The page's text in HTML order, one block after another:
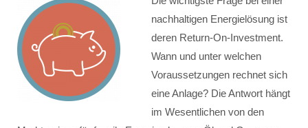
nachhaltigen Energielösung ist
deren Return-On-Investment.
Wann und unter welchen
Voraussetzungen rechnet sich
eine Anlage? Die Antwort hängt
im Wesentlichen von den